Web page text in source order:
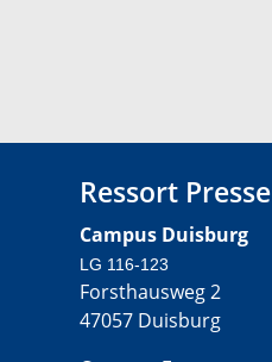
Ressort Presse
Campus Duisburg
LG 116-123
Forsthausweg 2
47057 Duisburg